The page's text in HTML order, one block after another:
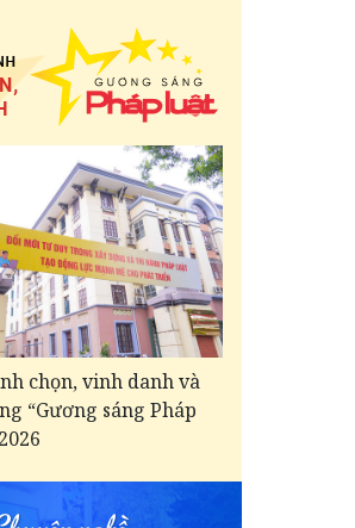
chọn, vinh danh và
“Gương sáng Pháp